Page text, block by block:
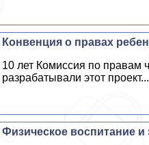
Конвенция о правах
10 лет Комиссия по правам
разpaбатывали этот проект...
Физическое воспитание и